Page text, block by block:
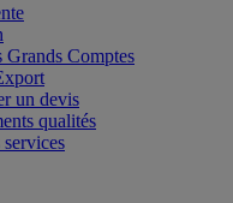
Grands Comptes
un devis
qualités